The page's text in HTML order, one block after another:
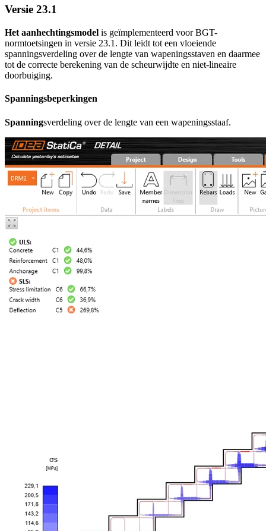
Versie 23.1
Het aanhechtingsmodel is geïmplementeerd voor BGT-
normtoetsingen in versie 23.1. Dit leidt tot een vloeiende
spanningsverdeling over de lengte van wapeningsstaven en daarmee
tot de correcte berekening van de scheurwijdte en niet-lineaire
doorbuiging.
Spanningsbeperkingen
Spanningsverdeling over de lengte van een wapeningsstaaf.